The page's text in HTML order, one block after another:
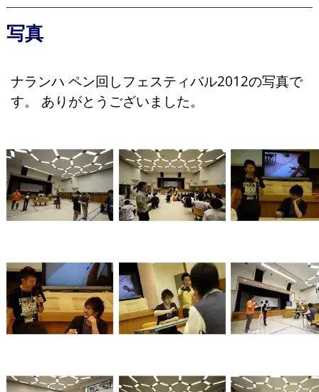
写真
ナランハ ペン回しフェスティバル2012の写真で
す。 ありがとうございました。